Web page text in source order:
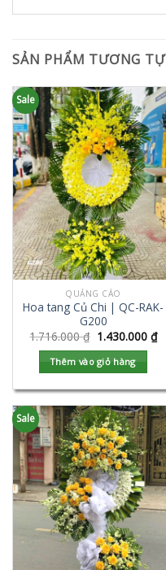
SẢN PHẨM TƯƠNG TỰ
Sale
QUẢNG CÁO
Hoa tang Củ Chi | QC-RAK-
G200
1.716.000₫ 1.430.000 ₫
Thêm vào giỏ hàng
Sale